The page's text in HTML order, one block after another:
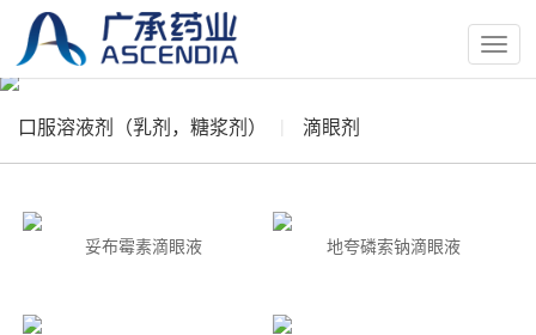
按
钮
口服溶液剂（乳剂，糖浆剂） 滴眼剂
妥布霉素滴眼液 地夸磷索钠滴眼液